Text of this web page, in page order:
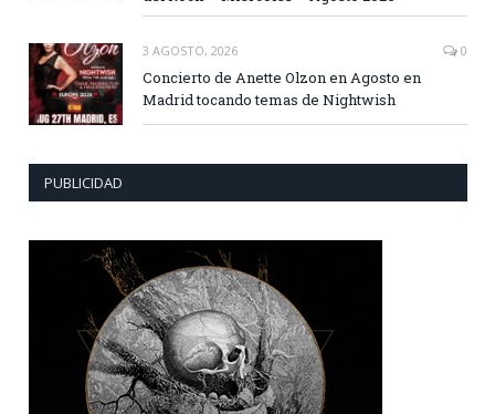
3 AGOSTO, 2026 0
Concierto de Anette Olzon en Agosto en
Madrid tocando temas de Nightwish
PUBLICIDAD